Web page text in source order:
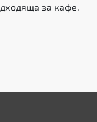
за кафе.